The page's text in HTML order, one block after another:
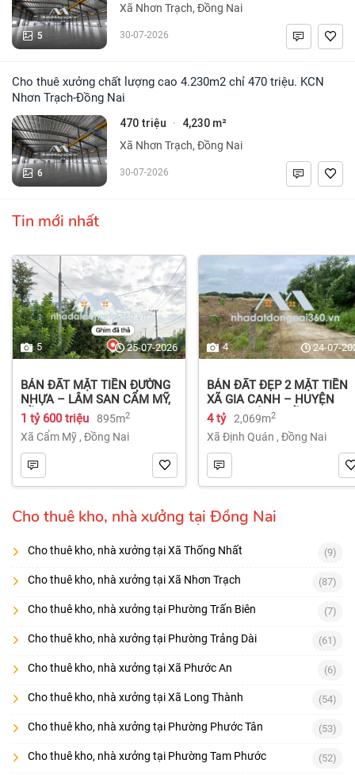
5
Xã Nhơn Trạch, Đồng Nai
30-07-2026
Cho thuê xưởng chất lượng cao 4.230m2 chỉ 470 triệu. KCN
Nhơn Trạch-Đồng Nai
6
470 triệu · 4,230 m²
Xã Nhơn Trạch, Đồng Nai
30-07-2026
Tin mới nhất
5 25-07-2026
BÁN ĐẤT MẶT TIỀN ĐƯỜNG
NHỰA – LÂM SAN CẨM MỸ,
ĐỒNG NAI.
1 tỷ 600 triệu 895m2
Xã Cẩm Mỹ , Đồng Nai
4 24-07-
BÁN ĐẤT ĐẸP 2 MẶT TIỀN
XÃ GIA CANH – HUYỆN
ĐỊNH QUÁN – ĐỒNG NAI dt
2.069m² 4 tỷ
4 tỷ 2,069m2
Xã Định Quán , Đồng Nai
Cho thuê kho, nhà xưởng tại Đồng Nai
Cho thuê kho, nhà xưởng tại Xã Thống Nhất (9)
Cho thuê kho, nhà xưởng tại Xã Nhơn Trạch (87)
Cho thuê kho, nhà xưởng tại Phường Trấn Biên (7)
Cho thuê kho, nhà xưởng tại Phường Trảng Dài (61)
Cho thuê kho, nhà xưởng tại Xã Phước An (6)
Cho thuê kho, nhà xưởng tại Xã Long Thành (54)
Cho thuê kho, nhà xưởng tại Phường Phước Tân (53)
Cho thuê kho, nhà xưởng tại Phường Tam Phước (52)